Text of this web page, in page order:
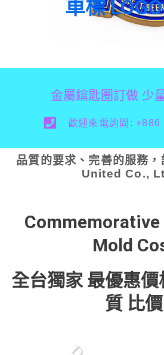
車標
金屬鑰匙圈訂做 少
歡迎來電詢問:
品質的要求、完善的服務
United Co.,
Commemorative
Mold
全台獨家 最優惠價
質 比價